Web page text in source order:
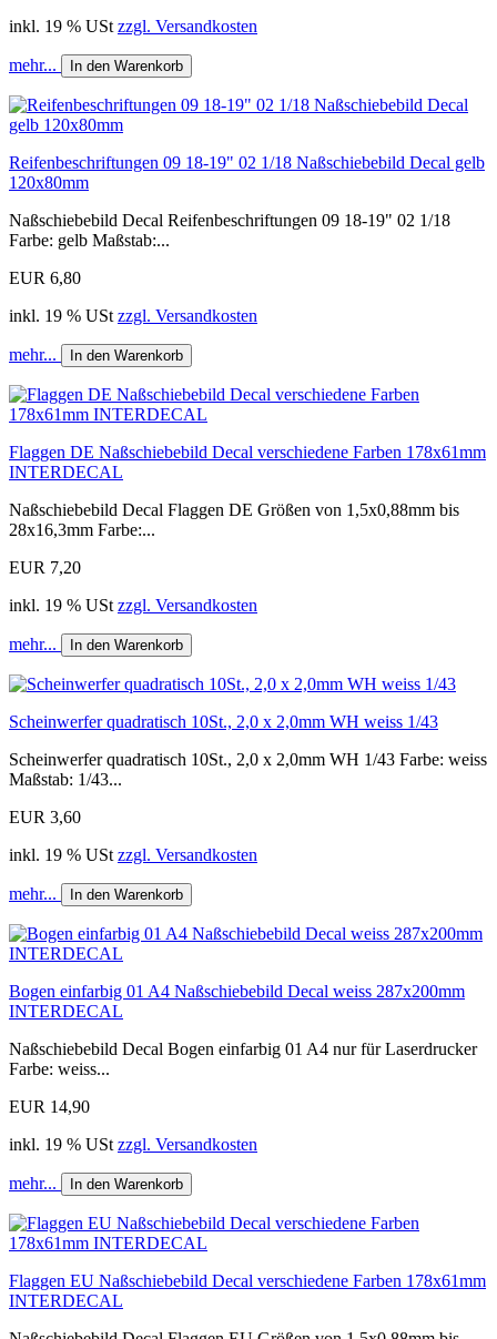
inkl. 19 % USt zzgl. Versandkosten
mehr... In den Warenkorb
Reifenbeschriftungen 09 18-19" 02 1/18 Naßschiebebild Decal gelb
120x80mm
Naßschiebebild Decal Reifenbeschriftungen 09 18-19" 02 1/18
Farbe: gelb Maßstab:...
EUR 6,80
inkl. 19 % USt zzgl. Versandkosten
mehr... In den Warenkorb
Flaggen DE Naßschiebebild Decal verschiedene Farben 178x61mm
INTERDECAL
Naßschiebebild Decal Flaggen DE Größen von 1,5x0,88mm bis
28x16,3mm Farbe:...
EUR 7,20
inkl. 19 % USt zzgl. Versandkosten
mehr... In den Warenkorb
Scheinwerfer quadratisch 10St., 2,0 x 2,0mm WH weiss 1/43
Scheinwerfer quadratisch 10St., 2,0 x 2,0mm WH 1/43 Farbe: weiss
Maßstab: 1/43...
EUR 3,60
inkl. 19 % USt zzgl. Versandkosten
mehr... In den Warenkorb
Bogen einfarbig 01 A4 Naßschiebebild Decal weiss 287x200mm
INTERDECAL
Naßschiebebild Decal Bogen einfarbig 01 A4 nur für Laserdrucker
Farbe: weiss...
EUR 14,90
inkl. 19 % USt zzgl. Versandkosten
mehr... In den Warenkorb
Flaggen EU Naßschiebebild Decal verschiedene Farben 178x61mm
INTERDECAL